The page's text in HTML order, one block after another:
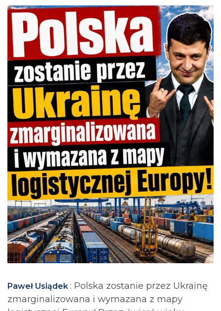
Paweł Usiądek : Polska zostanie przez Ukrainę
zmarginalizowana i wymazana z mapy